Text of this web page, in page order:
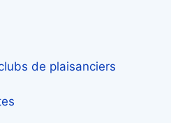
de plaisanciers